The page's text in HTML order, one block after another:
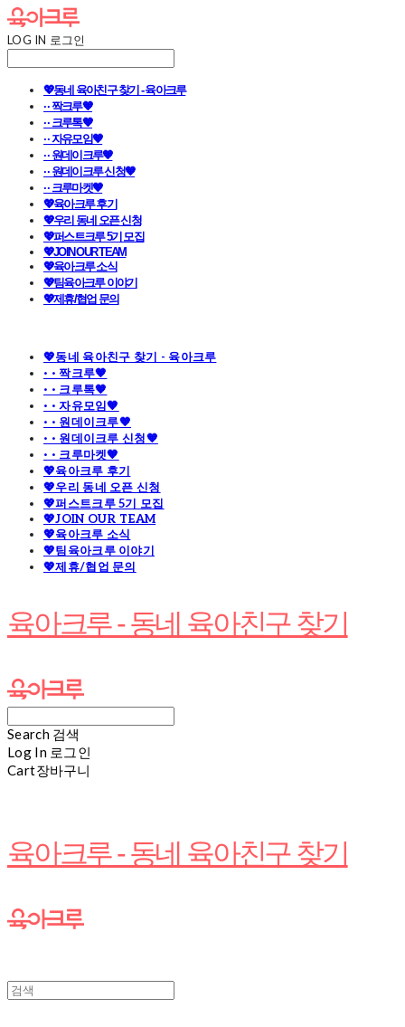
LOG IN 로그인
💖동네 육아친구 찾기 - 육아크루
· · 짝크루🧡
· · 크루톡🧡
· · 자유모임🧡
· · 원데이크루🧡
· · 원데이크루 신청🧡
· · 크루마켓🧡
💖육아크루 후기
💖우리 동네 오픈 신청
💖퍼스트크루 5기 모집
💖JOIN OUR TEAM
💖육아크루 소식
💖팀육아크루 이야기
💖제휴/협업 문의
💖동네 육아친구 찾기 - 육아크루
· · 짝크루🧡
· · 크루톡🧡
· · 자유모임🧡
· · 원데이크루🧡
· · 원데이크루 신청🧡
· · 크루마켓🧡
💖육아크루 후기
💖우리 동네 오픈 신청
💖퍼스트크루 5기 모집
💖JOIN OUR TEAM
💖육아크루 소식
💖팀육아크루 이야기
💖제휴/협업 문의
육아크루 - 동네 육아친구 찾기
Search 검색
Log In 로그인
Cart장바구니
육아크루 - 동네 육아친구 찾기